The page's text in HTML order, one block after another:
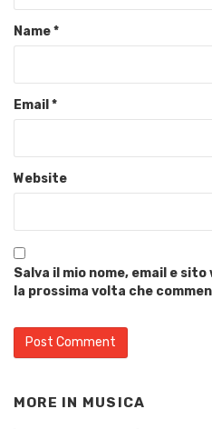
Name*
Email*
Website
Salva il mio nome, email e
la prossima volta che
MORE IN MUSICA